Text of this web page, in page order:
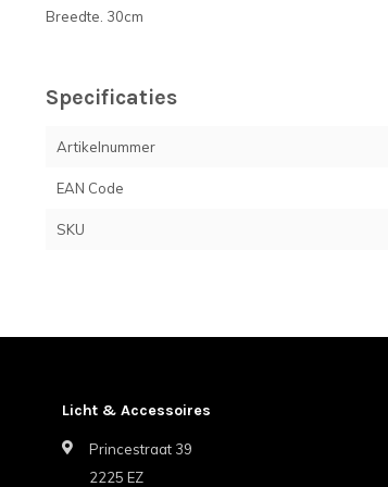
Breedte. 30cm
Specificaties
Artikelnummer
EAN Code
SKU
Licht & Accessoires
Princestraat 39
2225 EZ